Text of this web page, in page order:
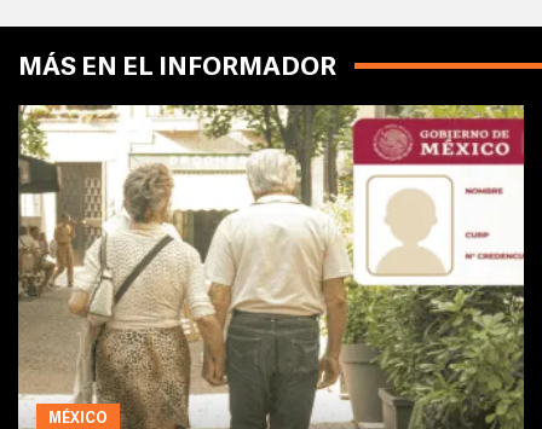
MÁS EN EL INFORMADOR
MÉXICO